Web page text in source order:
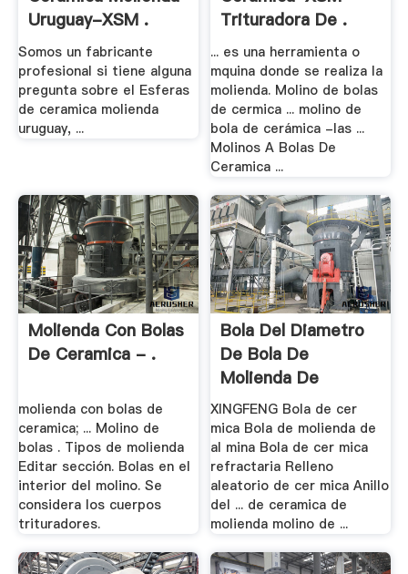
Uruguay-XSM .
Somos un fabricante
profesional si tiene alguna
pregunta sobre el Esferas
de ceramica molienda
uruguay, ...
Trituradora De .
... es una herramienta o
mquina donde se realiza la
molienda. Molino de bolas
de cermica ... molino de
bola de cerámica -las ...
Molinos A Bolas De
Ceramica ...
Molienda Con Bolas
De Ceramica - .
molienda con bolas de
ceramica; ... Molino de
bolas . Tipos de molienda
Editar sección. Bolas en el
interior del molino. Se
considera los cuerpos
trituradores.
Bola Del Diametro
De Bola De
Molienda De
Zirconia
XINGFENG Bola de cer
mica Bola de molienda de
al mina Bola de cer mica
refractaria Relleno
aleatorio de cer mica Anillo
del ... de ceramica de
molienda molino de ...